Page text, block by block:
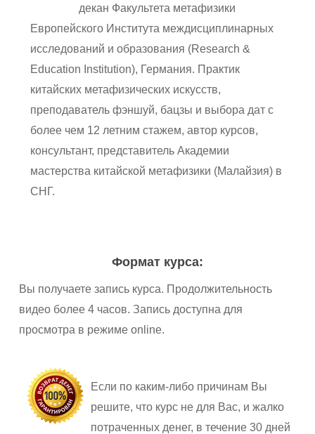
декан Факультета метафизики
Европейского Института междисциплинарных
исследований и образования (Research &
Education Institution), Германия. Практик
китайских метафизических искусств,
преподаватель фэншуй, бацзы и выбора дат с
более чем 12 летним стажем, автор курсов,
консультант, представитель Академии
мастерства китайской метафизики (Малайзия) в
СНГ.
Формат курса:
Вы получаете запись курса. Продолжительность
видео более 4 часов. Запись доступна для
просмотра в режиме online.
Если по каким-либо причинам Вы
решите, что курс не для Вас, и жалко
потраченных денег, в течение 30 дней